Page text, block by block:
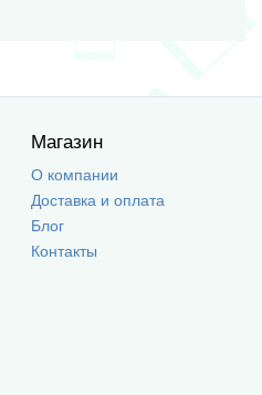
Магазин
О компании
Доставка и оплата
Блог
Контакты